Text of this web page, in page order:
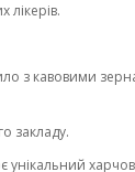
з кавовими
закладу.
унікальний